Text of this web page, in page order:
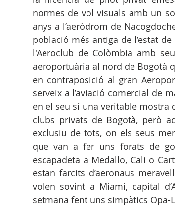
normes de vol visuals amb un
anys a l’aeròdrom de
població més antiga de l’estat
l'Aeroclub de Colòmbia amb
aeroportuària al nord de Bogotà
en contraposició al gran
serveix a l’aviació comercial de
en el seu sí una veritable mostra
clubs privats de Bogotà, però
exclusiu de tots, on els seus
que van a fer uns forats de
escapadeta a Medallo, Cali o
estan farcits d’aeronaus
volen sovint a Miami, capital
setmana fent uns simpàtics Opa-